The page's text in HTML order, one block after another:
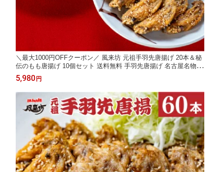
＼最大1000円OFFクーポン／ 風来坊 元祖手羽先唐揚げ 20本＆秘
伝のもも唐揚げ 10個セット 送料無料 手羽先唐揚げ 名古屋名物
お取り寄せグルメ 惣菜 贈答 簡単調理 ギフト 御中元 2026 父の日
御中元 お中元 残暑見舞い
5,980 円